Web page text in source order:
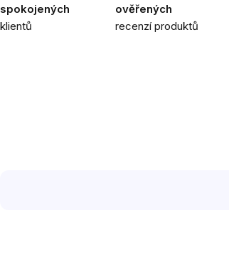
spokojených
klientů
ověřených
recenzí produktů